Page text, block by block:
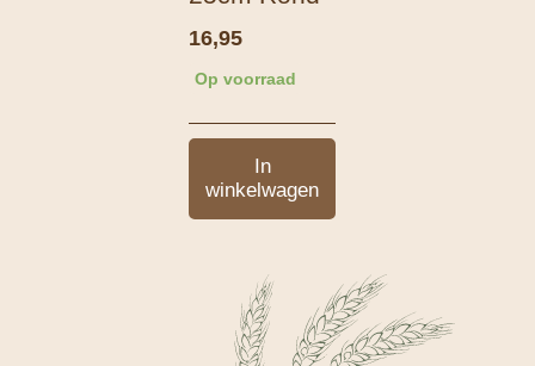
16,95
Op voorraad
In
winkelwagen